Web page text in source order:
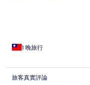
1 晚旅行
旅客真實評論